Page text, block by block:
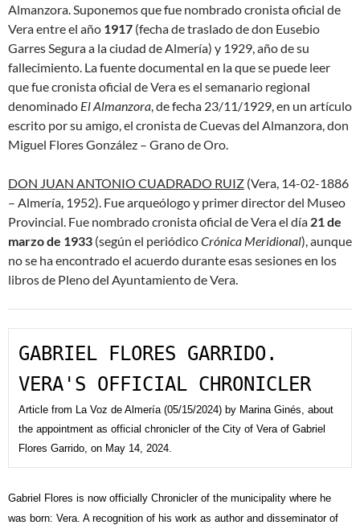
Almanzora. Suponemos que fue nombrado cronista oficial de
Vera entre el año 1917 (fecha de traslado de don Eusebio
Garres Segura a la ciudad de Almería) y 1929, año de su
fallecimiento. La fuente documental en la que se puede leer
que fue cronista oficial de Vera es el semanario regional
denominado El Almanzora , de fecha 23/11/1929, en un artículo
escrito por su amigo, el cronista de Cuevas del Almanzora, don
Miguel Flores González – Grano de Oro.
DON JUAN ANTONIO CUADRADO RUIZ (Vera, 14-02-1886
– Almería, 1952). Fue arqueólogo y primer director del Museo
Provincial. Fue nombrado cronista oficial de Vera el día 21 de
marzo de 1933 (según el periódicoCrónica Meridional), aunque
no se ha encontrado el acuerdo durante esas sesiones en los
libros de Pleno del Ayuntamiento de Vera.
GABRIEL FLORES GARRIDO.
VERA'S OFFICIAL CHRONICLER
Article from La Voz de Almería (05/15/2024) by Marina Ginés, about
the appointment as official chronicler of the City of Vera of Gabriel
Flores Garrido, on May 14, 2024.
Gabriel Flores is now officially Chronicler of the municipality where he
was born: Vera. A recognition of his work as author and disseminator of